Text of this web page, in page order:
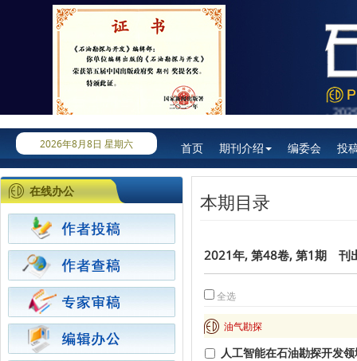
《石油勘探与开发》被SCI、Ei双收录，
2026年8月8日 星期六 首页 期刊介绍 编委会 投
本期目录
2021年, 第48卷, 第1期 刊
全选
油气勘探
人工智能在石油勘探开发
在线办公